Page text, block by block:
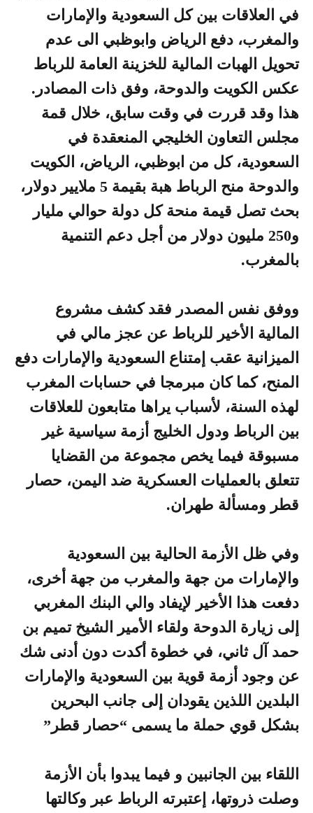
في العلاقات بين كل السعودية والإمارات
والمغرب، دفع الرياض وابوظبي الى عدم
تحويل الهبات المالية للخزينة العامة للرباط
عكس الكويت والدوحة، وفق ذات المصادر.
هذا وقد قررت في وقت سابق، خلال قمة
مجلس التعاون الخليجي المنعقدة في
السعودية، كل من ابوظبي، الرياض، الكويت
والدوحة منح الرباط هبة بقيمة 5 ملايير دولار،
بحث تصل قيمة منحة كل دولة حوالي مليار
و250 مليون دولار من أجل دعم التنمية
بالمغرب.
ووفق نفس المصدر فقد كشف مشروع
المالية الأخير للرباط عن عجز مالي في
الميزانية عقب إمتناع السعودية والإمارات دفع
المنح، كما كان مبرمجا في حسابات المغرب
لهذه السنة، لأسباب يراها متابعون للعلاقات
بين الرباط ودول الخليج أزمة سياسية غير
مسبوقة فيما يخص مجموعة من القضايا
تتعلق بالعمليات العسكرية ضد اليمن، حصار
قطر ومسألة طهران.
وفي ظل الأزمة الحالية بين السعودية
والإمارات من جهة والمغرب من جهة أخرى،
دفعت هذا الأخير لإيفاد والي البنك المغربي
إلى زيارة الدوحة ولقاء الأمير الشيخ تميم بن
حمد آل ثاني، في خطوة أكدت دون أدنى شك
عن وجود أزمة قوية بين السعودية والإمارات
البلدين اللذين يقودان إلى جانب البحرين
بشكل قوي حملة ما يسمى “حصار قطر”
اللقاء بين الجانبين و فيما يبدوا بأن الأزمة
وصلت ذروتها، إعتبرته الرباط عبر وكالتها